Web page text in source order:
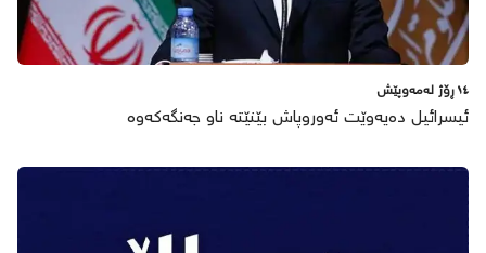
١٤ ڕۆژ لەمەوپێش
ئیسرائیل دەیەوێت ئەوروپاش بێنێتە ناو جەنگەکەوە